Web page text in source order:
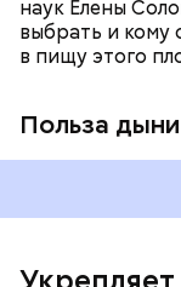
наук Елены
выбрать и кому
в пищу этого
Польза дыни
По мнению
достаточно
раз в месяц. В